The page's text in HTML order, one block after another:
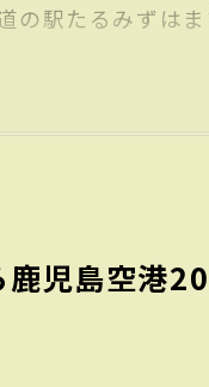
の駅たるみずは
鹿児島空港